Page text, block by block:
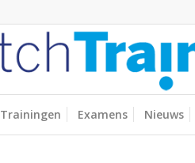
Trainingen Examens Nieuws